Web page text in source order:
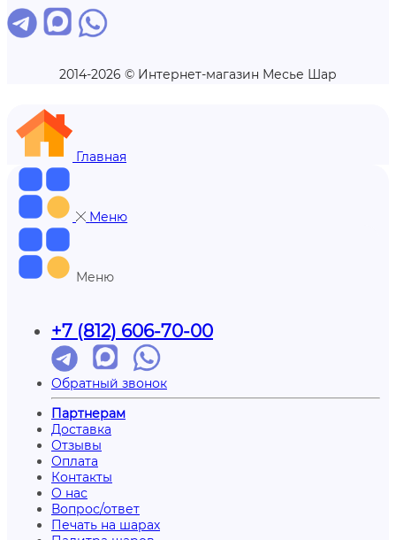
2014-2026 © Интернет-магазин Месье Шар
Главная
Меню
Меню
+7 (812) 606-70-00
Обратный звонок
Партнерам
Доставка
Отзывы
Оплата
Контакты
О нас
Вопрос/ответ
Печать на шарах